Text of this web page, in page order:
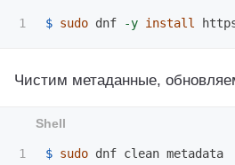
$ sudo dnf -y install
Чистим метаданные,
1
$ sudo